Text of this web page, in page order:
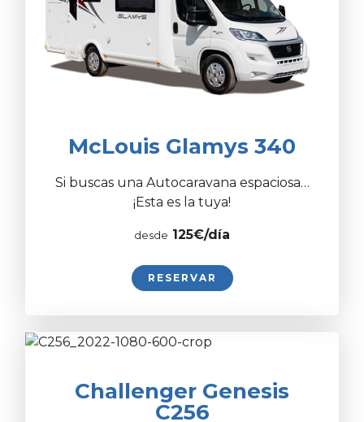
McLouis Glamys 340
Si buscas una Autocaravana espaciosa…
¡Esta es la tuya!
desde 125€/día
RESERVAR
Challenger Genesis
C256